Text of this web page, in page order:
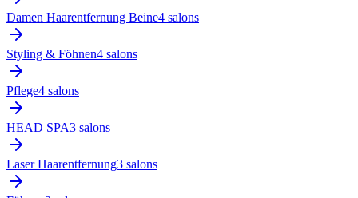
Damen Haarentfernung Beine4 salons
Styling & Föhnen4 salons
Pflege4 salons
HEAD SPA3 salons
Laser Haarentfernung3 salons